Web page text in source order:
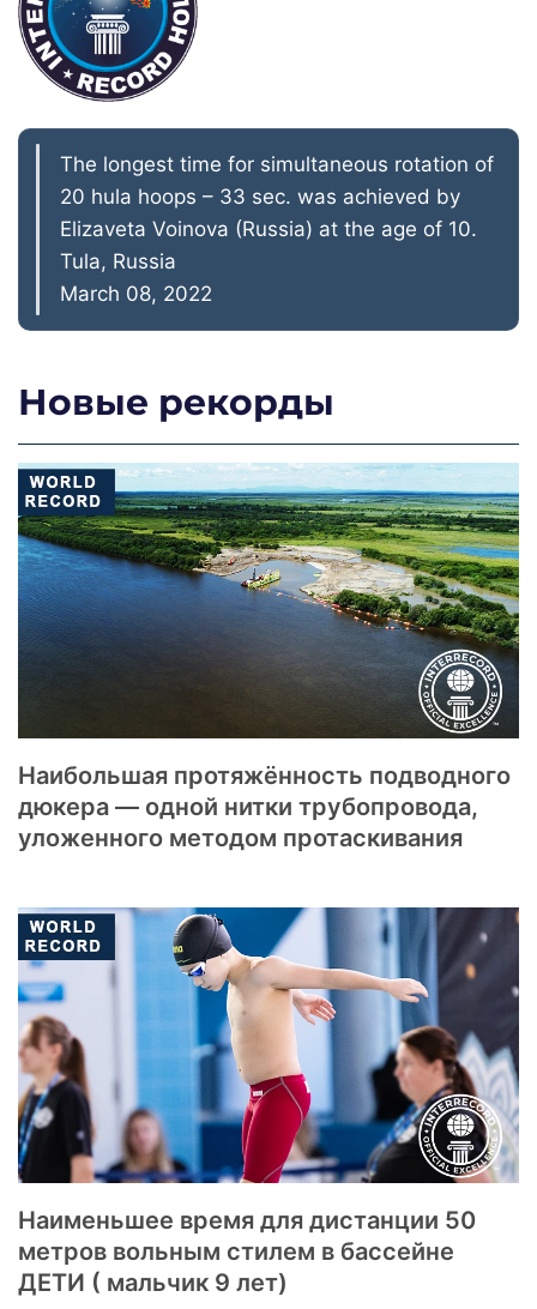
The longest time for simultaneous rotation of
20 hula hoops – 33 sec. was achieved by
Elizaveta Voinova (Russia) at the age of 10.
Tula, Russia
March 08, 2022
Новые рекорды
Наибольшая протяжённость подводного
дюкера — одной нитки трубопровода,
уложенного методом протаскивания
Наименьшее время для дистанции 50
метров вольным стилем в бассейне
ДЕТИ ( мальчик 9 лет)